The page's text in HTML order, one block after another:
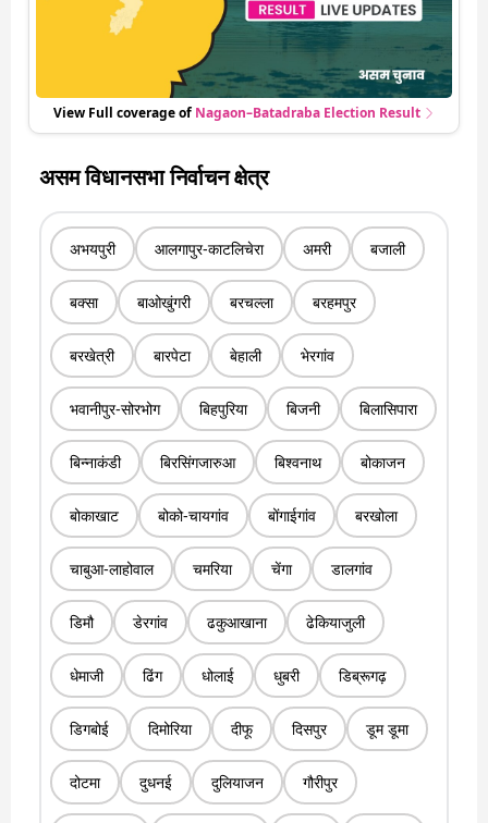
View Full coverage of Nagaon–Batadraba Election Result
असम विधानसभा निर्वाचन क्षेत्र
अभयपुरी आलगापुर-काटलिचेरा अमरी बजाली
बक्सा बाओखुंगरी बरचल्ला बरहमपुर
बरखेत्री बारपेटा बेहाली भेरगांव
भवानीपुर-सोरभोग बिहपुरिया बिजनी बिलासिपारा
बिन्नाकंडी बिरसिंगजारुआ बिश्वनाथ बोकाजन
बोकाखाट बोको-चायगांव बोंगाईगांव बरखोला
चाबुआ-लाहोवाल चमरिया चेंगा डालगांव
डिमौ डेरगांव ढकुआखाना ढेकियाजुली
धेमाजी ढिंग धोलाई धुबरी डिब्रूगढ़
डिगबोई दिमोरिया दीफू दिसपुर डूम डूमा
दोटमा दुधनई दुलियाजन गौरीपुर